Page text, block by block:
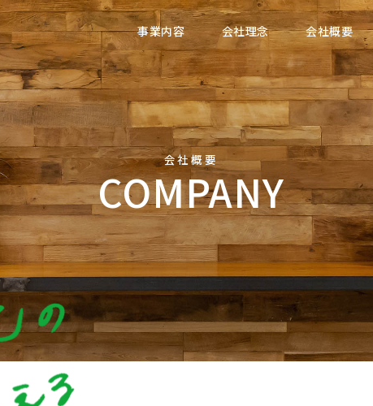
事業内容 会社理念 会社概要
会社概要
COMPANY